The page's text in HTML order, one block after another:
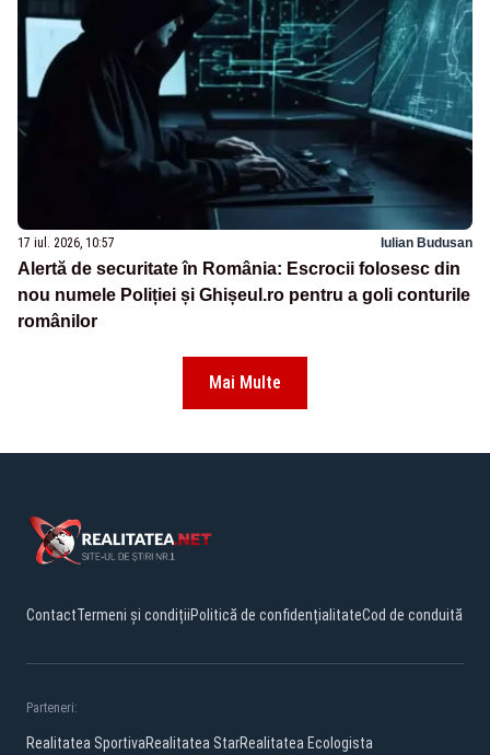
17 iul. 2026, 10:57 Iulian Budusan
Alertă de securitate în România: Escrocii folosesc din
nou numele Poliției și Ghișeul.ro pentru a goli conturile
românilor
Mai Multe
ContactTermeni și condițiiPolitică de confidențialitateCod de conduită
Parteneri:
Realitatea SportivaRealitatea StarRealitatea Ecologista